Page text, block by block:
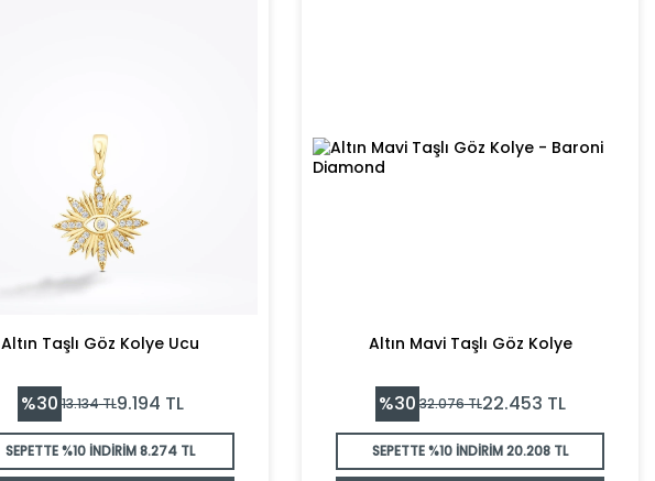
Altın Taşlı Göz Kolye Ucu
%30 13.134TL9.194 TL
SEPETTE %10 İNDİRİM8.274 TL
Altın Mavi Taşlı Göz Kolye
%30 32.076TL22.453 TL
SEPETTE %10 İNDİRİM20.208 TL